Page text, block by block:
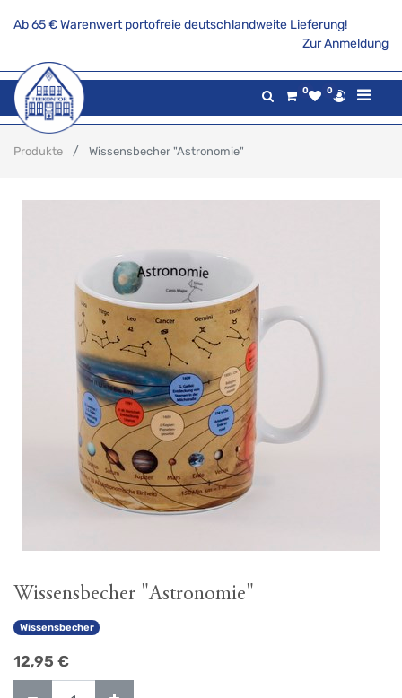
Ab 65 € Warenwert portofreie deutschlandweite Lieferung!
Zur Anmeldung
0 0
Produkte Wissensbecher "Astronomie"
Wissensbecher "Astronomie"
Wissensbecher
12,95 €